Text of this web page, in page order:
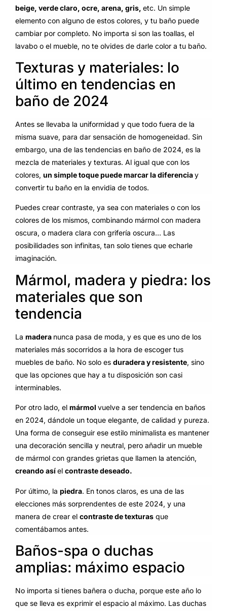
beige, verde claro, ocre, arena, gris,etc. Un simple
elemento con alguno de estos colores, y tu baño puede
cambiar por completo. No importa si son las toallas, el
lavabo o el mueble, no te olvides de darle color a tu baño.
Texturas y materiales: lo
último en tendencias en
baño de 2024
Antes se llevaba la uniformidad y que todo fuera de la
misma suave, para dar sensación de homogeneidad. Sin
embargo, una de las tendencias en baño de 2024, es la
mezcla de materiales y texturas. Al igual que con los
colores,un simple toque puede marcar la diferenciay
convertir tu baño en la envidia de todos.
Puedes crear contraste, ya sea con materiales o con los
colores de los mismos, combinando mármol con madera
oscura, o madera clara con grifería oscura… Las
posibilidades son infinitas, tan solo tienes que echarle
imaginación.
Mármol, madera y piedra: los
materiales que son
tendencia
Lamadera nunca pasa de moda, y es que es uno de los
materiales más socorridos a la hora de escoger tus
muebles de baño. No solo esduradera y resistente, sino
que las opciones que hay a tu disposición son casi
interminables.
Por otro lado, elmármolvuelve a ser tendencia en baños
en 2024, dándole un toque elegante, de calidad y pureza.
Una forma de conseguir ese estilo minimalista es mantener
una decoración sencilla y neutral, pero añadir un mueble
de mármol con grandes grietas que llamen la atención,
creando asíelcontraste deseado.
Por último, lapiedra. En tonos claros, es una de las
elecciones más sorprendentes de este 2024, y una
manera de crear elcontraste de texturas que
comentábamos antes.
Baños-spa o duchas
amplias: máximo espacio
No importa si tienes bañera o ducha, porque este año lo
que se lleva es exprimir el espacio al máximo. Las duchas